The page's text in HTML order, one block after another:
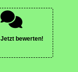
Jetzt bewerten!